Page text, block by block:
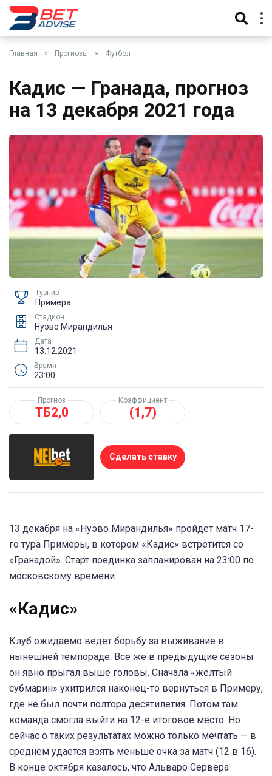
Главная » Прогнозы » Футбол
Кадис — Гранада, прогноз
на 13 декабря 2021 года
Турнир
Примера
Стадион
Нуэво Мирандилья
Дата
13.12.2021
Время
23:00
Прогноз
ТБ2,0
Коэффициент
(1,7)
Сделать ставку
13 декабря на «Нуэво Мирандилья» пройдет матч 17-
го тура Примеры, в котором «Кадис» встретится со
«Гранадой». Старт поединка запланирован на 23:00 по
московскому времени.
«Кадис»
Клуб ожидаемо ведет борьбу за выживание в
нынешней темпораде. Все же в предыдущие сезоны
он явно прыгал выше головы. Сначала «желтый
субмарин» ухитрился наконец-то вернуться в Примеру,
где не был почти полтора десятилетия. Потом там
команда смогла выйти на 12-е итоговое место. Но
сейчас о таких результатах можно только мечтать — в
среднем удается взять меньше очка за матч (12 в 16).
В конце октября казалось, что Альваро Сервера